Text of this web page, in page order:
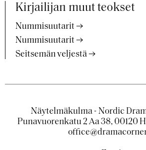
Kirjailijan muut teokset
Nummisuutarit
Nummisuutarit
Seitsemän veljestä
Näytelmäkulma - Nordic
Punavuorenkatu 2 Aa 38, 00120